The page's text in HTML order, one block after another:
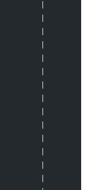
|
|
|
|
|
|
|
|
|
|
|                   |
|
|
|